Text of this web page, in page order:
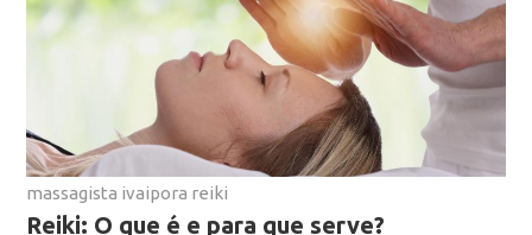
massagista ivaipora reiki
Reiki: O que é e para que serve?